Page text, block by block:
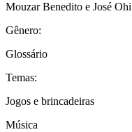
Mouzar Benedito e José Ohi
Gênero:
Glossário
Temas:
Jogos e brincadeiras
Música